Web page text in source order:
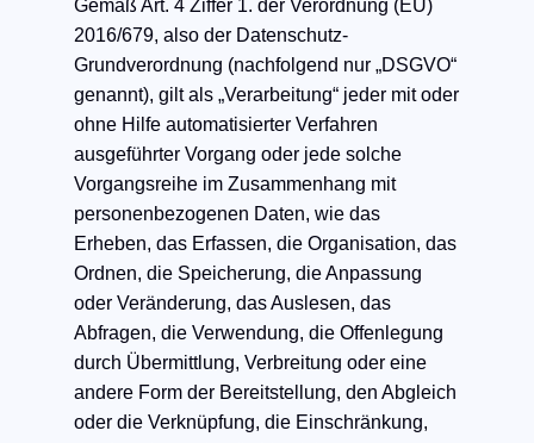
​Gemäß Art. 4 Ziffer 1. der Verordnung (EU)
2016/679, also der Datenschutz-
Grundverordnung (nachfolgend nur „DSGVO“
genannt), gilt als „Verarbeitung“ jeder mit oder
ohne Hilfe automatisierter Verfahren
ausgeführter Vorgang oder jede solche
Vorgangsreihe im Zusammenhang mit
personenbezogenen Daten, wie das
Erheben, das Erfassen, die Organisation, das
Ordnen, die Speicherung, die Anpassung
oder Veränderung, das Auslesen, das
Abfragen, die Verwendung, die Offenlegung
durch Übermittlung, Verbreitung oder eine
andere Form der Bereitstellung, den Abgleich
oder die Verknüpfung, die Einschränkung,